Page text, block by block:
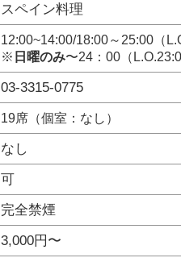
スペイン料理
12:00~14:00/18:00～25:00（
※ 日曜のみ〜24：00（
03-3315-0775
19席（個室：なし）
なし
可
完全禁煙
3,000円〜